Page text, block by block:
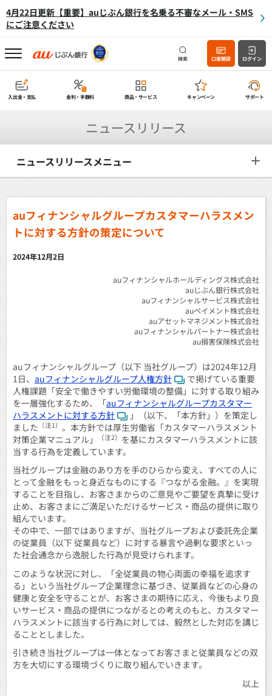
4月22日更新【重要】auじぶん銀行を名乗る不審なメール・SMS
にご注意ください
検索 口座開設 ログイン
入出金・支払 金利・手数料 商品・サービス キャンペーン サポート
ニュースリリース
ニュースリリースメニュー
auフィナンシャルグループカスタマーハラスメン
トに対する方針の策定について
2024年12月2日
auフィナンシャルホールディングス株式会社
auじぶん銀行株式会社
auフィナンシャルサービス株式会社
auペイメント株式会社
auアセットマネジメント株式会社
auフィナンシャルパートナー株式会社
au損害保険株式会社
auフィナンシャルグループ（以下 当社グループ）は2024年12月
1日、 auフィナンシャルグループ人権方針
で掲げている重要
人権課題「安全で働きやすい労働環境の整備」に対する取り組み
を一層強化するため、「auフィナンシャルグループカスタマー
ハラスメントに対する方針
」（以下、「本方針」）を策定し
ました （注1） 。本方針では厚生労働省「カスタマーハラスメント
対策企業マニュアル」
（注2） を基にカスタマーハラスメントに該
当する行為を定義しています。
当社グループは金融のあり方を手のひらから変え、すべての人に
とって金融をもっと身近なものにする『つながる金融。』を実現
することを目指し、お客さまからのご意見やご要望を真摯に受け
止め、お客さまにご満足いただけるサービス・商品の提供に取り
組んでいます。
その中で、一部ではありますが、当社グループおよび委託先企業
の従業員（以下 従業員など）に対する暴言や過剰な要求といっ
た社会通念から逸脱した行為が見受けられます。
このような状況に対し、「全従業員の物心両面の幸福を追求す
る」という当社グループ企業理念に基づき、従業員などの心身の
健康と安全を守ることが、お客さまの期待に応え、今後もより良
いサービス・商品の提供につながるとの考えのもと、カスタマー
ハラスメントに該当する行為に対しては、毅然とした対応を講じ
ることとしました。
引き続き当社グループは一体となってお客さまと従業員などの双
方を大切にする環境づくりに取り組んでいきます。
以上